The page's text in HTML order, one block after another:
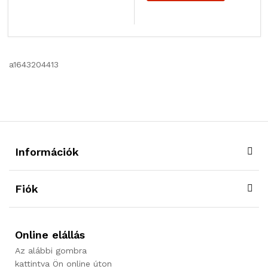
a1643204413
Információk
Fiók
Online elállás
Az alábbi gombra
kattintva Ön online úton